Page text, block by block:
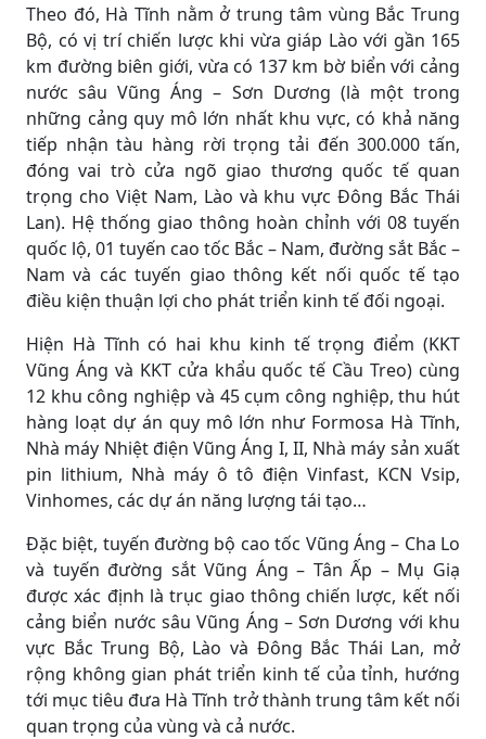
Theo đó, Hà Tĩnh nằm ở trung tâm vùng Bắc Trung
Bộ, có vị trí chiến lược khi vừa giáp Lào với gần 165
km đường biên giới, vừa có 137 km bờ biển với cảng
nước sâu Vũng Áng – Sơn Dương (là một trong
những cảng quy mô lớn nhất khu vực, có khả năng
tiếp nhận tàu hàng rời trọng tải đến 300.000 tấn,
đóng vai trò cửa ngõ giao thương quốc tế quan
trọng cho Việt Nam, Lào và khu vực Đông Bắc Thái
Lan). Hệ thống giao thông hoàn chỉnh với 08 tuyến
quốc lộ, 01 tuyến cao tốc Bắc – Nam, đường sắt Bắc –
Nam và các tuyến giao thông kết nối quốc tế tạo
điều kiện thuận lợi cho phát triển kinh tế đối ngoại.
Hiện Hà Tĩnh có hai khu kinh tế trọng điểm (KKT
Vũng Áng và KKT cửa khẩu quốc tế Cầu Treo) cùng
12 khu công nghiệp và 45 cụm công nghiệp, thu hút
hàng loạt dự án quy mô lớn như Formosa Hà Tĩnh,
Nhà máy Nhiệt điện Vũng Áng I, II, Nhà máy sản xuất
pin lithium, Nhà máy ô tô điện Vinfast, KCN Vsip,
Vinhomes, các dự án năng lượng tái tạo…
Đặc biệt, tuyến đường bộ cao tốc Vũng Áng – Cha Lo
và tuyến đường sắt Vũng Áng – Tân Ấp – Mụ Giạ
được xác định là trục giao thông chiến lược, kết nối
cảng biển nước sâu Vũng Áng – Sơn Dương với khu
vực Bắc Trung Bộ, Lào và Đông Bắc Thái Lan, mở
rộng không gian phát triển kinh tế của tỉnh, hướng
tới mục tiêu đưa Hà Tĩnh trở thành trung tâm kết nối
quan trọng của vùng và cả nước.